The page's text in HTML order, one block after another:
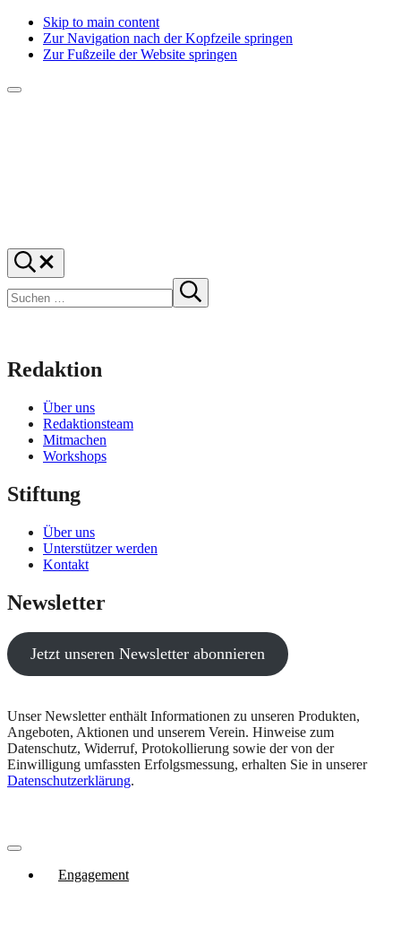
Skip to main content
Zur Navigation nach der Kopfzeile springen
Zur Fußzeile der Website springen
Menü
f1rstlife
Und
was
denkst
du?
Suchen
…
Suche
starten
Redaktion
Über uns
Redaktionsteam
Mitmachen
Workshops
Stiftung
Über uns
Unterstützer werden
Kontakt
Newsletter
Jetzt unseren Newsletter abonnieren
Unser Newsletter enthält Informationen zu unseren Produkten,
Angeboten, Aktionen und unserem Verein. Hinweise zum
Datenschutz, Widerruf, Protokollierung sowie der von der
Einwilligung umfassten Erfolgsmessung, erhalten Sie in unserer
Datenschutzerklärung.
Engagement